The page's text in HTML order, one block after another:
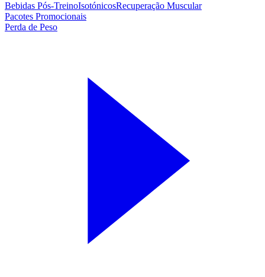
Bebidas Pós-TreinoIsotónicosRecuperação Muscular
Pacotes Promocionais
Perda de Peso